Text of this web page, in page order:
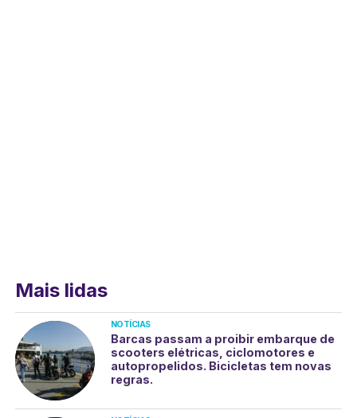
Mais lidas
NOTÍCIAS
Barcas passam a proibir embarque de
scooters elétricas, ciclomotores e
autopropelidos. Bicicletas tem novas
regras.